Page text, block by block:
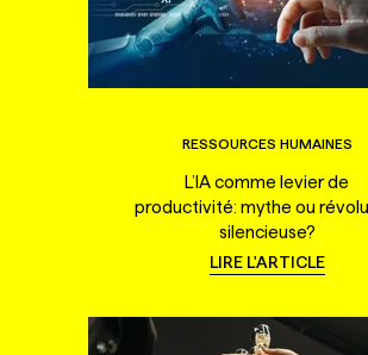
RESSOURCES HUMAINES
L’IA comme levier de
productivité: mythe ou
silencieuse?
LIRE L'ARTICLE